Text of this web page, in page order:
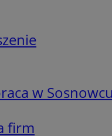
w
firm